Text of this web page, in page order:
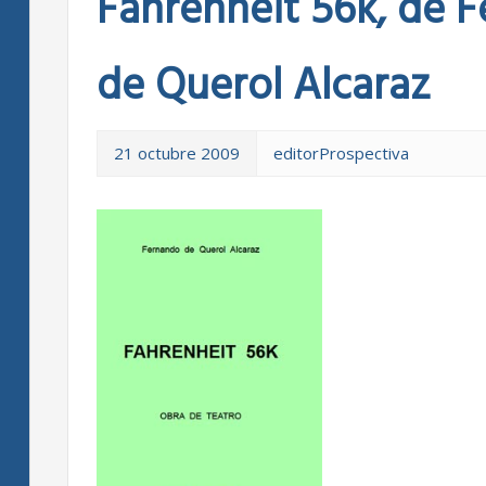
de Querol Alcaraz
21 octubre 2009 editorProspectiva